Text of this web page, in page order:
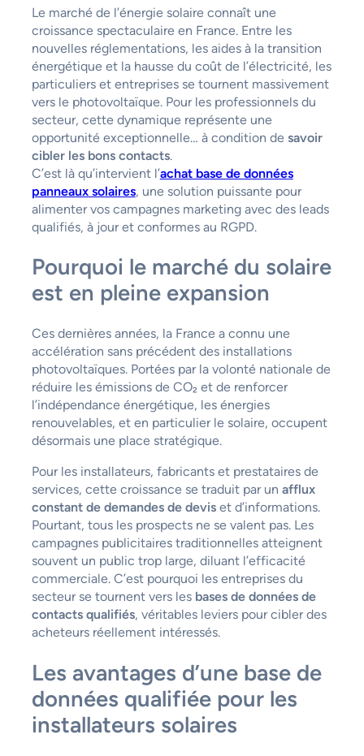
Le marché de l’énergie solaire connaît une
croissance spectaculaire en France. Entre les
nouvelles réglementations, les aides à la transition
énergétique et la hausse du coût de l’électricité, les
particuliers et entreprises se tournent massivement
vers le photovoltaïque. Pour les professionnels du
secteur, cette dynamique représente une
opportunité exceptionnelle… à condition de savoir
cibler les bons contacts.
C’est là qu’intervient l’achat base de données
panneaux solaires, une solution puissante pour
alimenter vos campagnes marketing avec des leads
qualifiés, à jour et conformes au RGPD.
Pourquoi le marché du solaire
est en pleine expansion
Ces dernières années, la France a connu une
accélération sans précédent des installations
photovoltaïques. Portées par la volonté nationale de
réduire les émissions de CO₂ et de renforcer
l’indépendance énergétique, les énergies
renouvelables, et en particulier le solaire, occupent
désormais une place stratégique.
Pour les installateurs, fabricants et prestataires de
services, cette croissance se traduit par un afflux
constant de demandes de deviset d’informations.
Pourtant, tous les prospects ne se valent pas. Les
campagnes publicitaires traditionnelles atteignent
souvent un public trop large, diluant l’efficacité
commerciale. C’est pourquoi les entreprises du
secteur se tournent vers les bases de données de
contacts qualifiés, véritables leviers pour cibler des
acheteurs réellement intéressés.
Les avantages d’une base de
données qualifiée pour les
installateurs solaires